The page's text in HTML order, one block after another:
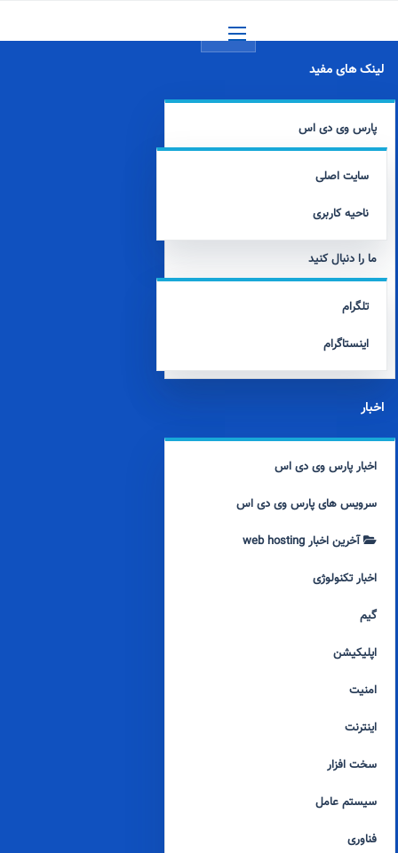
لینک های مفید
پارس وی دی اس
سایت اصلی
ناحیه کاربری
ما را دنبال کنید
تلگرام
اینستاگرام
اخبار
اخبار پارس وی دی اس
سرویس های پارس وی دی اس
آخرین اخبار web hosting
اخبار تکنولوژی
گیم
اپلیکیشن
امنیت
اینترنت
سخت افزار
سیستم عامل
فناوری